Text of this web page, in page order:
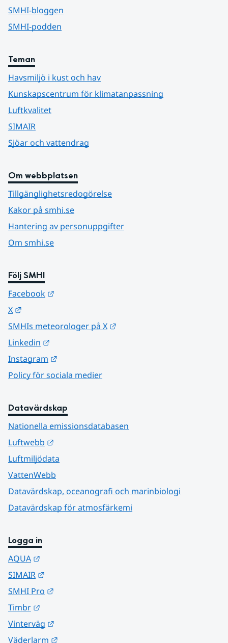
SMHI-bloggen
SMHI-podden
Teman
Havsmiljö i kust och hav
Kunskapscentrum för klimatanpassning
Luftkvalitet
SIMAIR
Sjöar och vattendrag
Om webbplatsen
Tillgänglighetsredogörelse
Kakor på smhi.se
Hantering av personuppgifter
Om smhi.se
Följ SMHI
Facebook
X
SMHIs meteorologer på X
Linkedin
Instagram
Policy för sociala medier
Datavärdskap
Nationella emissionsdatabasen
Luftwebb
Luftmiljödata
VattenWebb
Datavärdskap, oceanografi och marinbiologi
Datavärdskap för atmosfärkemi
Logga in
AQUA
SIMAIR
SMHI Pro
Timbr
Vinterväg
Väderlarm